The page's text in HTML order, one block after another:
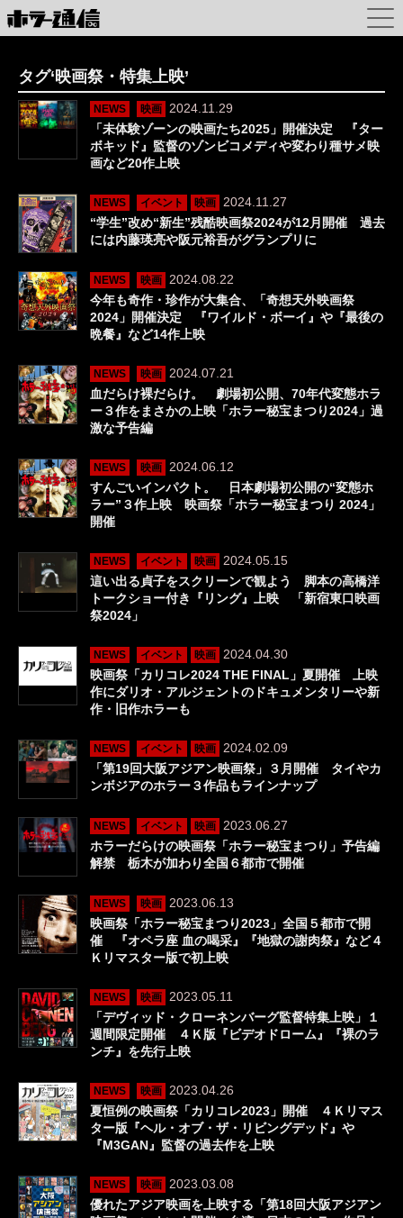
タグ‘映画祭・特集上映’
NEWS 映画
2024.11.29
「未体験ゾーンの映画たち2025」開催決定 『ター
ボキッド』監督のゾンビコメディや変わり種サメ映
画など20作上映
NEWS イベント 映画
2024.11.27
“学生”改め“新生”残酷映画祭2024が12月開催 過去
には内藤瑛亮や阪元裕吾がグランプリに
NEWS 映画
2024.08.22
今年も奇作・珍作が大集合、「奇想天外映画祭
2024」開催決定 『ワイルド・ボーイ』や『最後の
晩餐』など14作上映
NEWS 映画
2024.07.21
血だらけ裸だらけ。 劇場初公開、70年代変態ホラ
ー３作をまさかの上映「ホラー秘宝まつり2024」過
激な予告編
NEWS 映画
2024.06.12
すんごいインパクト。 日本劇場初公開の“変態ホ
ラー”３作上映 映画祭「ホラー秘宝まつり 2024」
開催
NEWS イベント 映画
2024.05.15
這い出る貞子をスクリーンで観よう 脚本の高橋洋
トークショー付き『リング』上映 「新宿東口映画
祭2024」
NEWS イベント 映画
2024.04.30
映画祭「カリコレ2024 THE FINAL」夏開催 上映
作にダリオ・アルジェントのドキュメンタリーや新
作・旧作ホラーも
NEWS イベント 映画
2024.02.09
「第19回大阪アジアン映画祭」３月開催 タイやカ
ンボジアのホラー３作品もラインナップ
NEWS イベント 映画
2023.06.27
ホラーだらけの映画祭「ホラー秘宝まつり」予告編
解禁 栃木が加わり全国６都市で開催
NEWS 映画
2023.06.13
映画祭「ホラー秘宝まつり2023」全国５都市で開
催 『オペラ座 血の喝采』『地獄の謝肉祭』など４
Ｋリマスター版で初上映
NEWS 映画
2023.05.11
「デヴィッド・クローネンバーグ監督特集上映」１
週間限定開催 ４Ｋ版『ビデオドローム』『裸のラ
ンチ』を先行上映
NEWS 映画
2023.04.26
夏恒例の映画祭「カリコレ2023」開催 ４Ｋリマス
ター版『ヘル・オブ・ザ・リビングデッド』や
『M3GAN』監督の過去作を上映
NEWS 映画
2023.03.08
優れたアジア映画を上映する「第18回大阪アジアン